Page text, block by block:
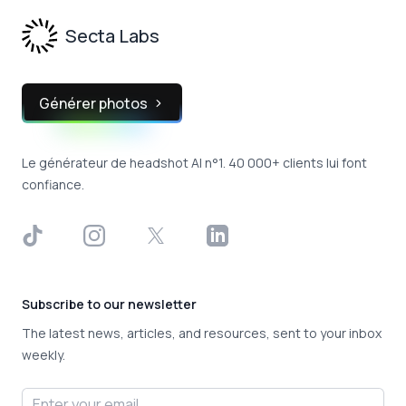
Secta Labs
Générer photos
Le générateur de headshot AI n°1. 40 000+ clients lui font
confiance.
TikTok InstagramX LinkedIn
Subscribe to our newsletter
The latest news, articles, and resources, sent to your inbox
weekly.
Email address